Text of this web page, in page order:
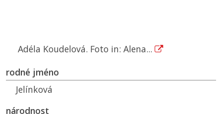
Adéla Koudelová. Foto in: Alena...
rodné jméno
Jelínková
národnost